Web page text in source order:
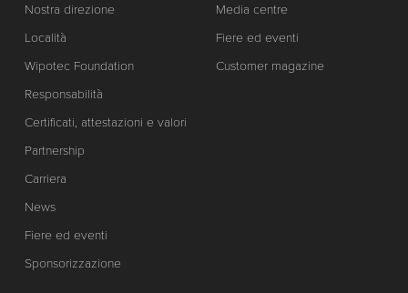
Nostra direzione
Località
Wipotec Foundation
Responsabilità
Certificati, attestazioni e valori
Partnership
Carriera
News
Fiere ed eventi
Sponsorizzazione
Media centre
Fiere ed eventi
Customer magazine